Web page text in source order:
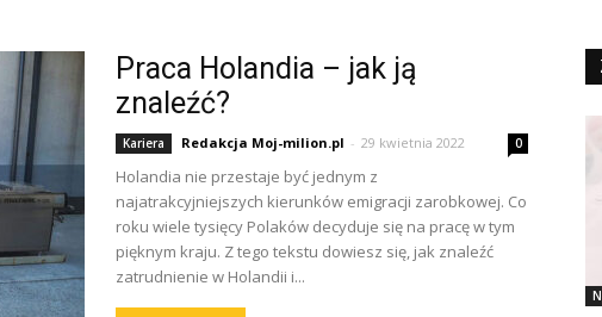
Praca Holandia – jak ją
znaleźć?
Kariera Redakcja Moj-milion.pl - 29 kwietnia 2022 0
Holandia nie przestaje być jednym z
najatrakcyjniejszych kierunków emigracji zarobkowej. Co
roku wiele tysięcy Polaków decyduje się na pracę w tym
pięknym kraju. Z tego tekstu dowiesz się, jak znaleźć
zatrudnienie w Holandii i...